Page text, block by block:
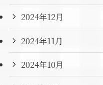
2024年12月
2024年11月
2024年10月